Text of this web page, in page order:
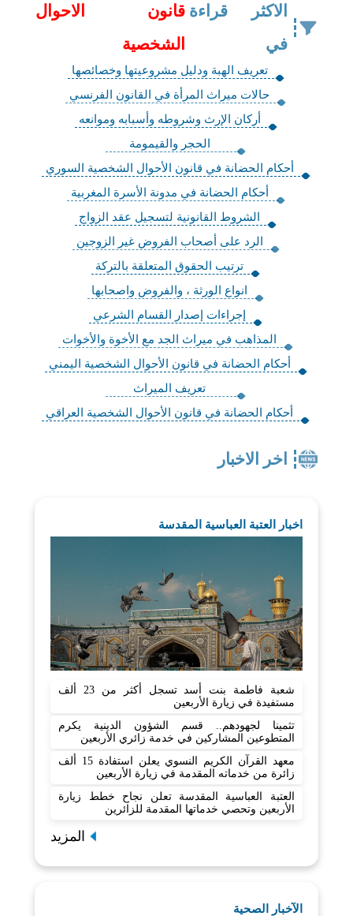
الاكثر قراءة
في
قانون الاحوال
الشخصية
تعريف الهبة ودليل مشروعيتها وخصائصها
حالات ميراث المرأة في القانون الفرنسي
أركان الإرث وشروطه وأسبابه وموانعه
‏الحجر والقيمومة
أحكام الحضانة في قانون الأحوال الشخصية السوري
أحكام الحضانة في مدونة الأسرة المغربية
الشروط القانونية لتسجيل عقد الزواج
الرد على أصحاب الفروض غير الزوجين
ترتيب الحقوق المتعلقة بالتركة
انواع الورثة ، والفروض واصحابها
إجراءات إصدار القسام الشرعي
المذاهب في ميراث الجد مع الأخوة والأخوات
أحكام الحضانة في قانون الأحوال الشخصية اليمني
تعريف الميراث
أحكام الحضانة في قانون الأحوال الشخصية العراقي
اخر الاخبار
اخبار العتبة العباسية المقدسة
شعبة فاطمة بنت أسد تسجل أكثر من 23 ألف
مستفيدة في زيارة الأربعين
تثمينا لجهودهم.. قسم الشؤون الدينية يكرم
المتطوعين المشاركين في خدمة زائري الأربعين
معهد القرآن الكريم النسوي يعلن استفادة 15 ألف
زائرة من خدماته المقدمة في زيارة الأربعين
العتبة العباسية المقدسة تعلن نجاح خطط زيارة
الأربعين وتحصي خدماتها المقدمة للزائرين
المزيد
الآخبار الصحية